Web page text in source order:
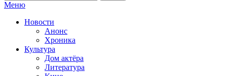
Меню
Новости
Анонс
Хроника
Культура
Дом актёра
Литература